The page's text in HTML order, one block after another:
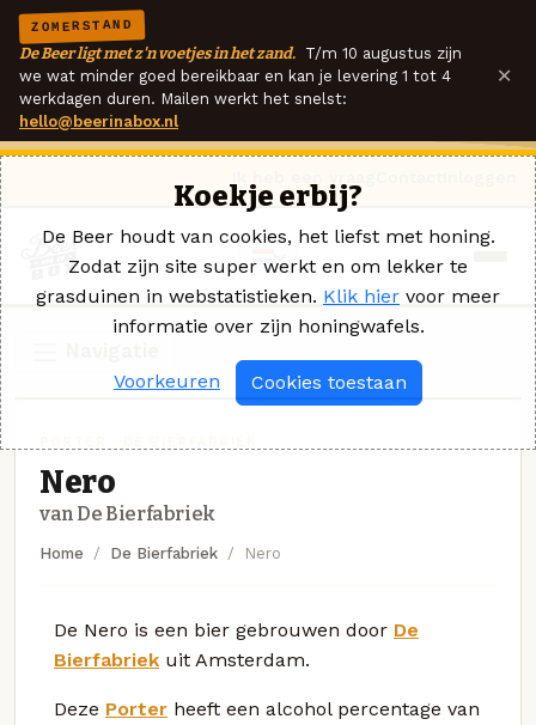
ZOMERSTAND
De Beer ligt met z'n voetjes in het zand. T/m 10 augustus zijn
we wat minder goed bereikbaar en kan je levering 1 tot 4
werkdagen duren. Mailen werkt het snelst:
hello@beerinabox.nl
×
Nero
van De Bierfabriek
Home De Bierfabriek Nero
De Nero is een bier gebrouwen door De
Bierfabriek uit Amsterdam.
Deze Porter heeft een alcohol percentage van
Koekje erbij?
De Beer houdt van cookies, het liefst met honing.
Zodat zijn site super werkt en om lekker te
grasduinen in webstatistieken. Klik hier voor meer
informatie over zijn honingwafels.
Voorkeuren Cookies toestaan